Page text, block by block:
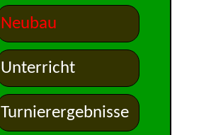
Neubau
Unterricht
Turnierergebnisse